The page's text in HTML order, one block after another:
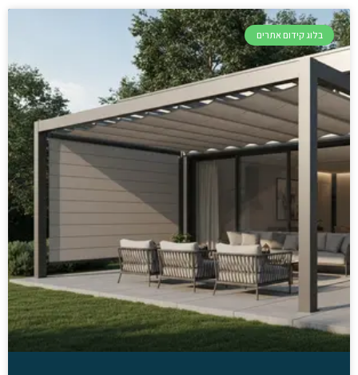
בלוג קידום אתרים